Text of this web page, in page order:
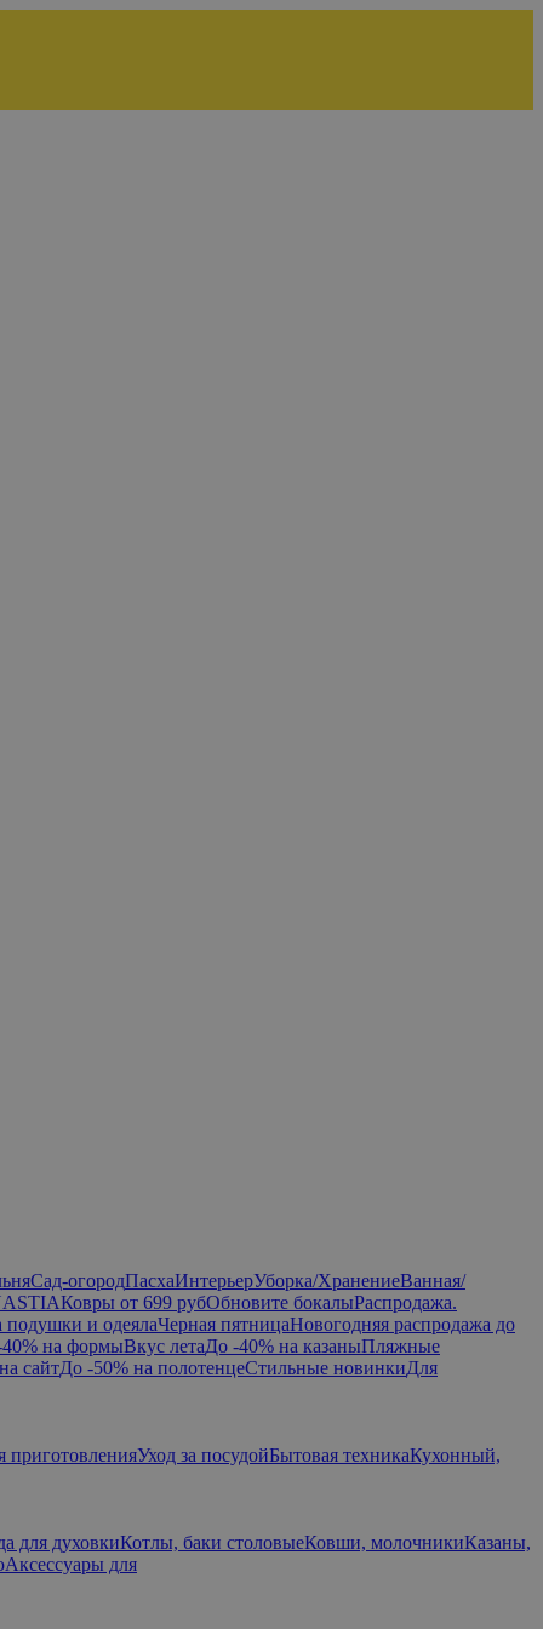
Сад-огородПасхаИнтерьерУборка/ХранениеВанная/
Ковры от 699 рубОбновите бокалыРаспродажа.
подушки и одеялаЧерная пятницаНовогодняя распродажа до
на формыВкус летаДо -40% на казаныПляжные
сайтДо -50% на полотенцеСтильные новинкиДля
приготовленияУход за посудойБытовая техникаКухонный,
для духовкиКотлы, баки столовыеКовши, молочникиКазаны,
Аксессуары для